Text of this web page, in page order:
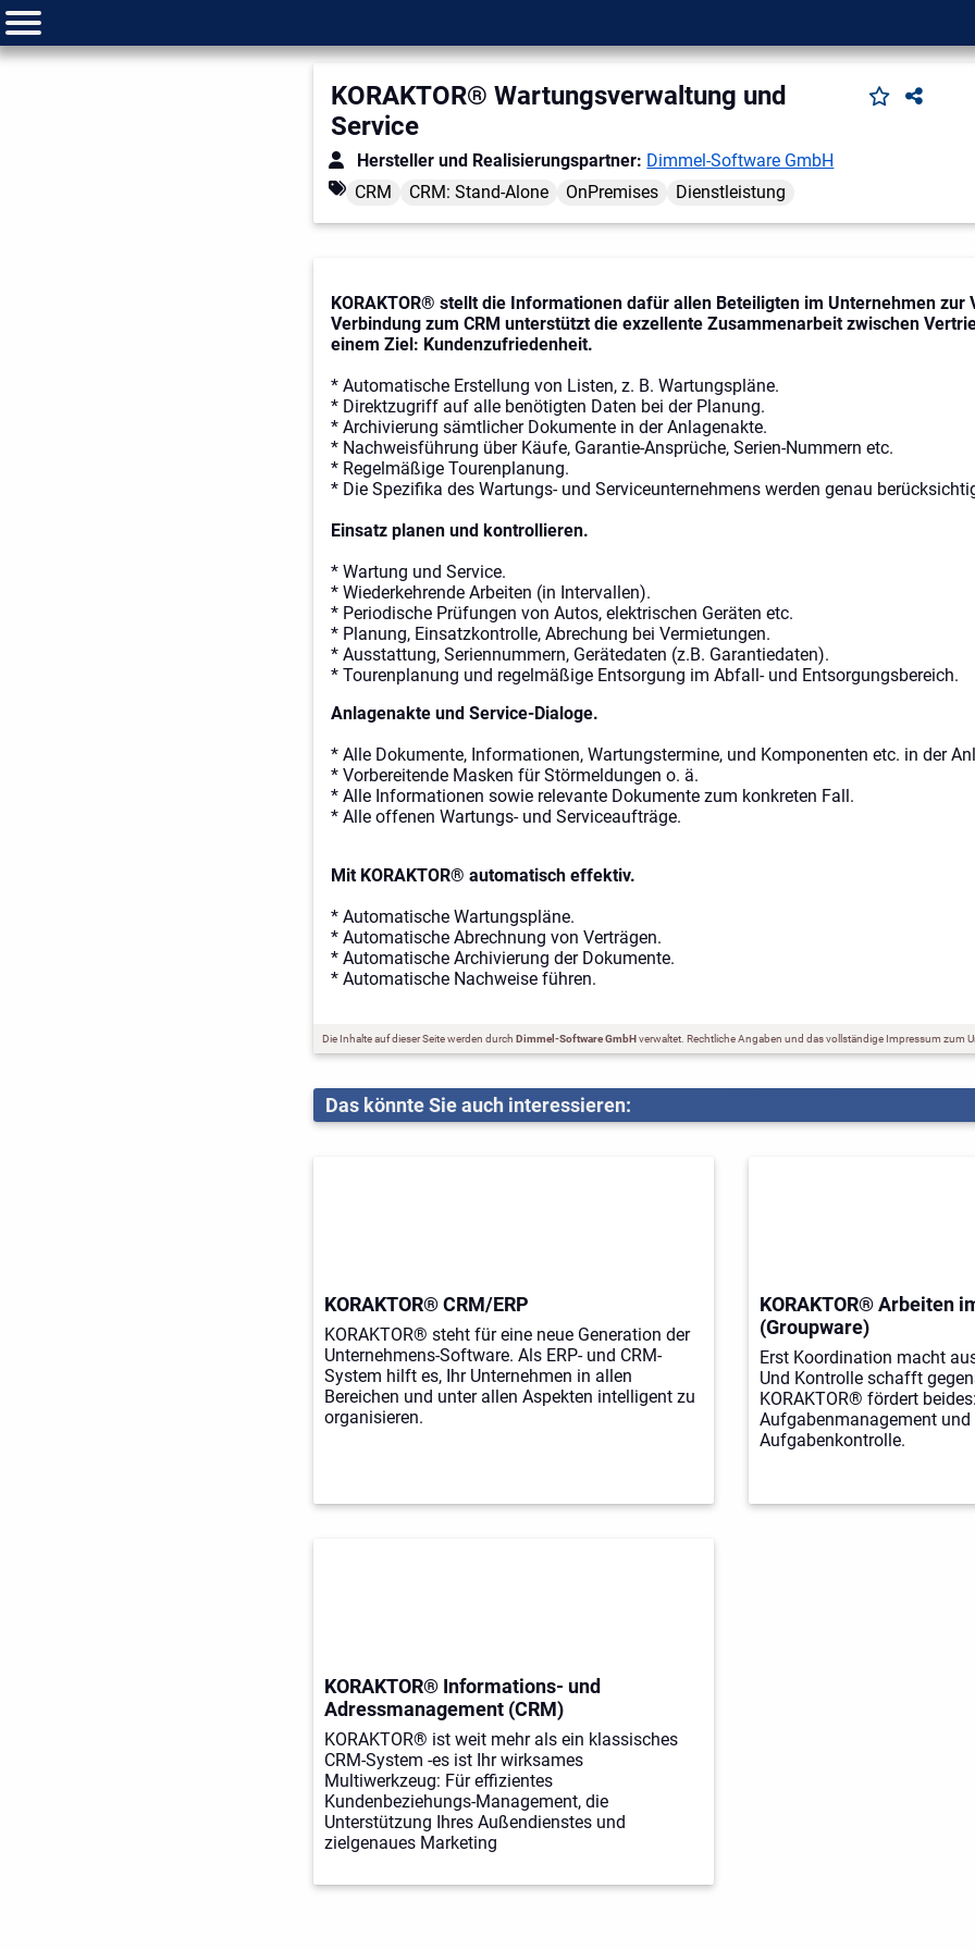
KORAKTOR® Wartungsverwaltung und
Service
Hersteller und Realisierungspartner: Dimmel-Software GmbH
CRM
CRM: Stand-Alone OnPremises Dienstleistung
KORAKTOR® stellt die Informationen dafür allen Beteiligten im Unternehmen zur
Verbindung zum CRM unterstützt die exzellente Zusammenarbeit zwischen
einem Ziel: Kundenzufriedenheit.
* Automatische Erstellung von Listen, z. B. Wartungspläne.
* Direktzugriff auf alle benötigten Daten bei der Planung.
* Archivierung sämtlicher Dokumente in der Anlagenakte.
* Nachweisführung über Käufe, Garantie-Ansprüche, Serien-Nummern etc.
* Regelmäßige Tourenplanung.
* Die Spezifika des Wartungs- und Serviceunternehmens werden genau
Einsatz planen und kontrollieren.
* Wartung und Service.
* Wiederkehrende Arbeiten (in Intervallen).
* Periodische Prüfungen von Autos, elektrischen Geräten etc.
* Planung, Einsatzkontrolle, Abrechung bei Vermietungen.
* Ausstattung, Seriennummern, Gerätedaten (z.B. Garantiedaten).
* Tourenplanung und regelmäßige Entsorgung im Abfall- und Entsorgungsbereich.
Anlagenakte und Service-Dialoge.
* Alle Dokumente, Informationen, Wartungstermine, und Komponenten etc. in der
* Vorbereitende Masken für Störmeldungen o. ä.
* Alle Informationen sowie relevante Dokumente zum konkreten Fall.
* Alle offenen Wartungs- und Serviceaufträge.
Mit KORAKTOR® automatisch effektiv.
* Automatische Wartungspläne.
* Automatische Abrechnung von Verträgen.
* Automatische Archivierung der Dokumente.
* Automatische Nachweise führen.
Die Inhalte auf dieser Seite werden durch Dimmel-Software GmbHverwaltet. Rechtliche Angaben und das vollständige Impressum zum
Das könnte Sie auch interessieren:
KORAKTOR® CRM/ERP
KORAKTOR® steht für eine neue Generation der
Unternehmens-Software. Als ERP- und CRM-
System hilft es, Ihr Unternehmen in allen
Bereichen und unter allen Aspekten intelligent zu
organisieren.
KORAKTOR® Arbeiten
(Groupware)
Erst Koordination macht
Und Kontrolle schafft
KORAKTOR® fördert
Aufgabenmanagement und
Aufgabenkontrolle.
KORAKTOR® Informations- und
Adressmanagement (CRM)
KORAKTOR® ist weit mehr als ein klassisches
CRM-System -es ist Ihr wirksames
Multiwerkzeug: Für effizientes
Kundenbeziehungs-Management, die
Unterstützung Ihres Außendienstes und
zielgenaues Marketing